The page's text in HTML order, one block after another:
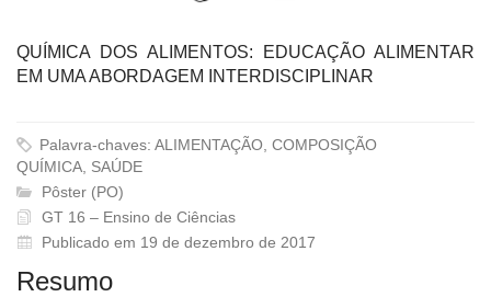
QUÍMICA DOS ALIMENTOS: EDUCAÇÃO ALIMENTAR
EM UMA ABORDAGEM INTERDISCIPLINAR
Palavra-chaves: ALIMENTAÇÃO, COMPOSIÇÃO
QUÍMICA, SAÚDE
Pôster (PO)
GT 16 – Ensino de Ciências
Publicado em 19 de dezembro de 2017
Resumo